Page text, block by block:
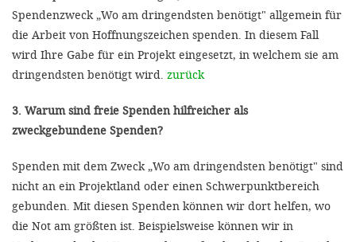
Spendenzweck „Wo am dringendsten benötigt" allgemein für
die Arbeit von Hoffnungszeichen spenden. In diesem Fall
wird Ihre Gabe für ein Projekt eingesetzt, in welchem sie am
dringendsten benötigt wird. zurück
3. Warum sind freie Spenden hilfreicher als
zweckgebundene Spenden?
Spenden mit dem Zweck „Wo am dringendsten benötigt" sind
nicht an ein Projektland oder einen Schwerpunktbereich
gebunden. Mit diesen Spenden können wir dort helfen, wo
die Not am größten ist. Beispielsweise können wir in